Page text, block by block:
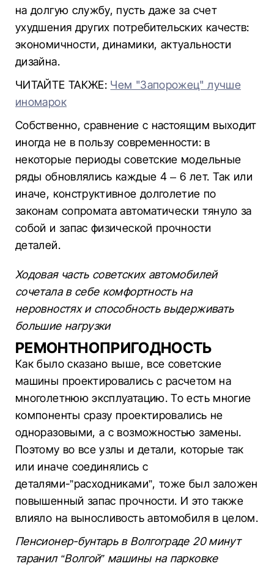
на долгую службу, пусть даже за счет
ухудшения других потребительских качеств:
экономичности, динамики, актуальности
дизайна.
ЧИТАЙТЕ ТАКЖЕ: Чем "Запорожец" лучше
иномарок
Собственно, сравнение с настоящим выходит
иногда не в пользу современности: в
некоторые периоды советские модельные
ряды обновлялись каждые 4 – 6 лет. Так или
иначе, конструктивное долголетие по
законам сопромата автоматически тянуло за
собой и запас физической прочности
деталей.
Ходовая часть советских автомобилей
сочетала в себе комфортность на
неровностях и способность выдерживать
большие нагрузки
РЕМОНТНОПРИГОДНОСТЬ
Как было сказано выше, все советские
машины проектировались с расчетом на
многолетнюю эксплуатацию. То есть многие
компоненты сразу проектировались не
одноразовыми, а с возможностью замены.
Поэтому во все узлы и детали, которые так
или иначе соединялись с
деталями-”расходниками”, тоже был заложен
повышенный запас прочности. И это также
влияло на выносливость автомобиля в целом.
Пенсионер-бунтарь в Волгограде 20 минут
таранил “Волгой” машины на парковке